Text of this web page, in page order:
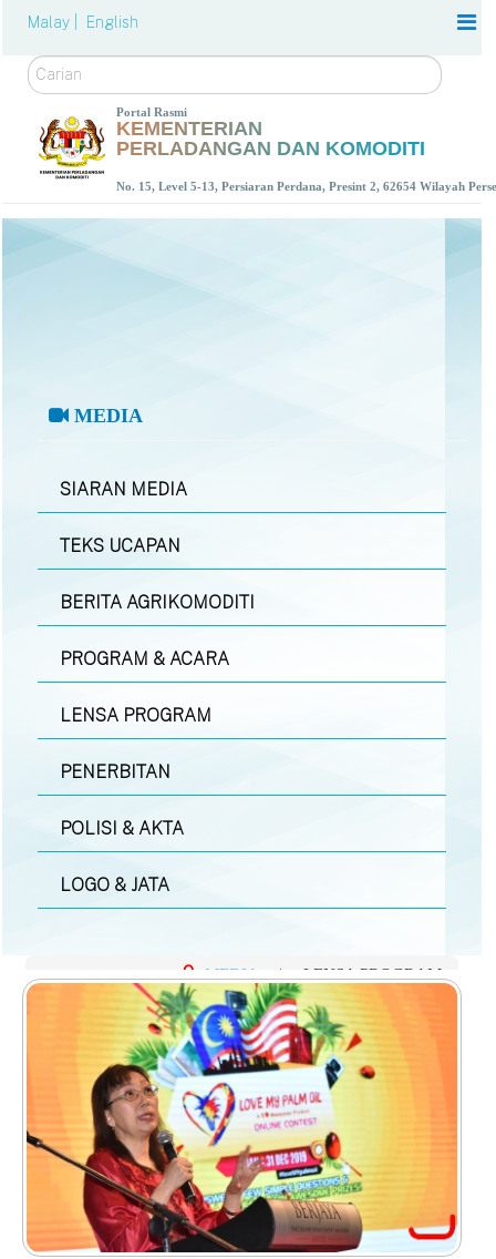
Malay | English
Carian
Portal Rasmi
KEMENTERIAN
PERLADANGAN DAN KOMODITI
No. 15, Level 5-13, Persiaran Perdana, Presint 2, 62654 Wilayah
MEDIA
SIARAN MEDIA
TEKS UCAPAN
BERITA AGRIKOMODITI
PROGRAM & ACARA
LENSA PROGRAM
PENERBITAN
POLISI & AKTA
LOGO & JATA
MEDIA | LENSA PROGRAM